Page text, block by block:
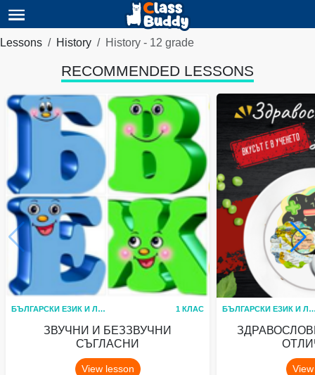
Lessons History History - 12 grade
RECOMMENDED LESSONS
БЪЛГАРСКИ ЕЗИК И ЛИТЕРАТУРА 1 КЛАС
ЗВУЧНИ И БЕЗЗВУЧНИ
СЪГЛАСНИ
View lesson
БЪЛГАРСКИ ЕЗИК И